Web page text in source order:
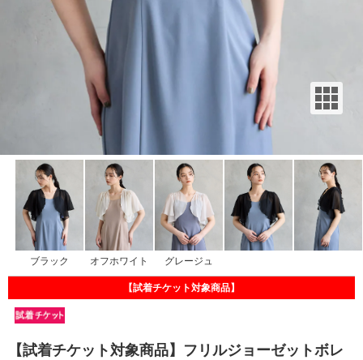
ブラック オフホワイト グレージュ
【試着チケット対象商品】フリルジョーゼットボレ
【試着チケット対象商品】